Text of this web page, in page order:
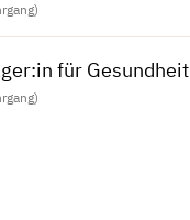
für